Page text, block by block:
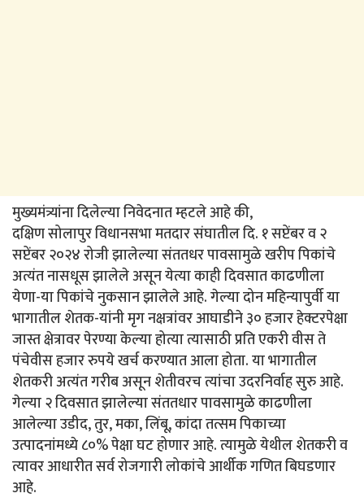
मुख्यमंत्र्यांना दिलेल्या निवेदनात म्हटले आहे की,
दक्षिण सोलापुर विधानसभा मतदार संघातील दि. १ सप्टेंबर व २
सप्टेंबर २०२४ रोजी झालेल्या संततधर पावसामुळे खरीप पिकांचे
अत्यंत नासधूस झालेले असून येत्या काही दिवसात काढणीला
येणा-या पिकांचे नुकसान झालेले आहे. गेल्या दोन महिन्यापुर्वी या
भागातील शेतक-यांनी मृग नक्षत्रांवर आघाडीने ३० हजार हेक्टरपेक्षा
जास्त क्षेत्रावर पेरण्या केल्या होत्या त्यासाठी प्रति एकरी वीस ते
पंचेवीस हजार रुपये खर्च करण्यात आला होता. या भागातील
शेतकरी अत्यंत गरीब असून शेतीवरच त्यांचा उदरनिर्वाह सुरु आहे.
गेल्या २ दिवसात झालेल्या संततधार पावसामुळे काढणीला
आलेल्या उडीद, तुर, मका, लिंबू, कांदा तत्सम पिकाच्या
उत्पादनांमध्ये ८०% पेक्षा घट होणार आहे. त्यामुळे येथील शेतकरी व
त्यावर आधारीत सर्व रोजगारी लोकांचे आर्थीक गणित बिघडणार
आहे.